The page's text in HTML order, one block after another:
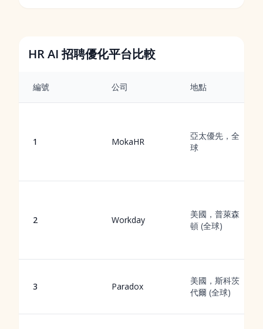
HR AI 招聘優化平台比較
編號 公司 地點
1 MokaHR
亞太優先，全
球
2 Workday
美國，普萊森
頓 (全球)
3 Paradox
美國，斯科茨
代爾 (全球)